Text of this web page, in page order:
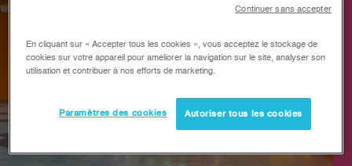
En cliquant sur « Accepter tous les cookies », vous acceptez le stockage de
cookies sur votre appareil pour améliorer la navigation sur le site, analyser son
utilisation et contribuer à nos efforts de marketing.
Paramètres des cookies Autoriser tous les cookies
Continuer sans accepter